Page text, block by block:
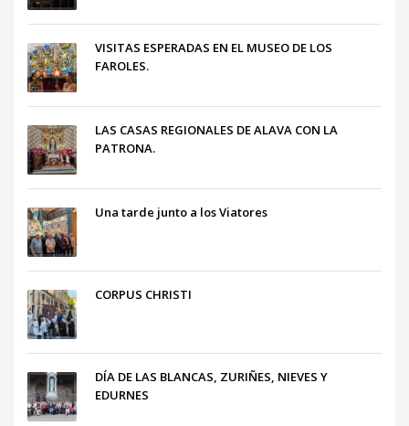
VISITAS ESPERADAS EN EL MUSEO DE LOS
FAROLES.
LAS CASAS REGIONALES DE ALAVA CON LA
PATRONA.
Una tarde junto a los Viatores
CORPUS CHRISTI
DÍA DE LAS BLANCAS, ZURIÑES, NIEVES Y
EDURNES